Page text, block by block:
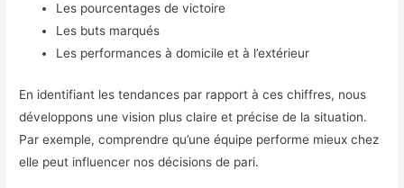
Les pourcentages de victoire
Les buts marqués
Les performances à domicile et à l’extérieur
En identifiant les tendances par rapport à ces chiffres, nous
développons une vision plus claire et précise de la situation.
Par exemple, comprendre qu’une équipe performe mieux chez
elle peut influencer nos décisions de pari.